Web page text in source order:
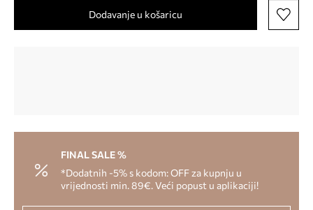
Dodavanje u košaricu
FINAL SALE %
*Dodatnih -5% s kodom: OFF za kupnju u
vrijednosti min. 89€. Veći popust u aplikaciji!